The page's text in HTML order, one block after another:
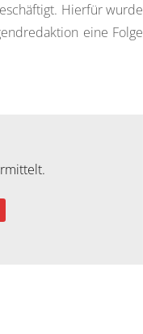
Hierfür wurde
eine Folge